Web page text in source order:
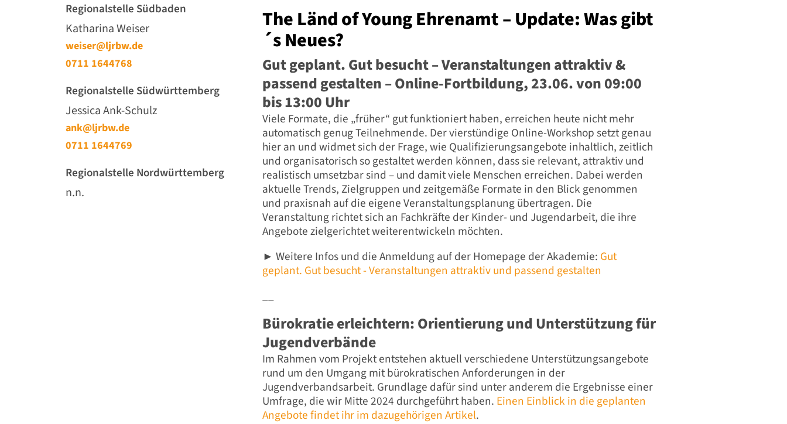
Regionalstelle Südbaden
Katharina Weiser
weiser@ljrbw.de
0711 1644768
Regionalstelle Südwürttemberg
Jessica Ank-Schulz
ank@ljrbw.de
0711 1644769
Regionalstelle Nordwürttemberg
n.n.
The Länd of Young Ehrenamt – Update: Was gibt
´s Neues?
Gut geplant. Gut besucht – Veranstaltungen attraktiv &
passend gestalten – Online-Fortbildung, 23.06. von 09:00
bis 13:00 Uhr
Viele Formate, die „früher“ gut funktioniert haben, erreichen heute nicht mehr
automatisch genug Teilnehmende. Der vierstündige Online-Workshop setzt genau
hier an und widmet sich der Frage, wie Qualifizierungsangebote inhaltlich, zeitlich
und organisatorisch so gestaltet werden können, dass sie relevant, attraktiv und
realistisch umsetzbar sind – und damit viele Menschen erreichen. Dabei werden
aktuelle Trends, Zielgruppen und zeitgemäße Formate in den Blick genommen
und praxisnah auf die eigene Veranstaltungsplanung übertragen. Die
Veranstaltung richtet sich an Fachkräfte der Kinder- und Jugendarbeit, die ihre
Angebote zielgerichtet weiterentwickeln möchten.
► Weitere Infos und die Anmeldung auf der Homepage der Akademie: Gut
geplant. Gut besucht - Veranstaltungen attraktiv und passend gestalten
__
Bürokratie erleichtern: Orientierung und Unterstützung für
Jugendverbände
Im Rahmen vom Projekt entstehen aktuell verschiedene Unterstützungsangebote
rund um den Umgang mit bürokratischen Anforderungen in der
Jugendverbandsarbeit. Grundlage dafür sind unter anderem die Ergebnisse einer
Umfrage, die wir Mitte 2024 durchgeführt haben. Einen Einblick in die geplanten
Angebote findet ihr im dazugehörigen Artikel.